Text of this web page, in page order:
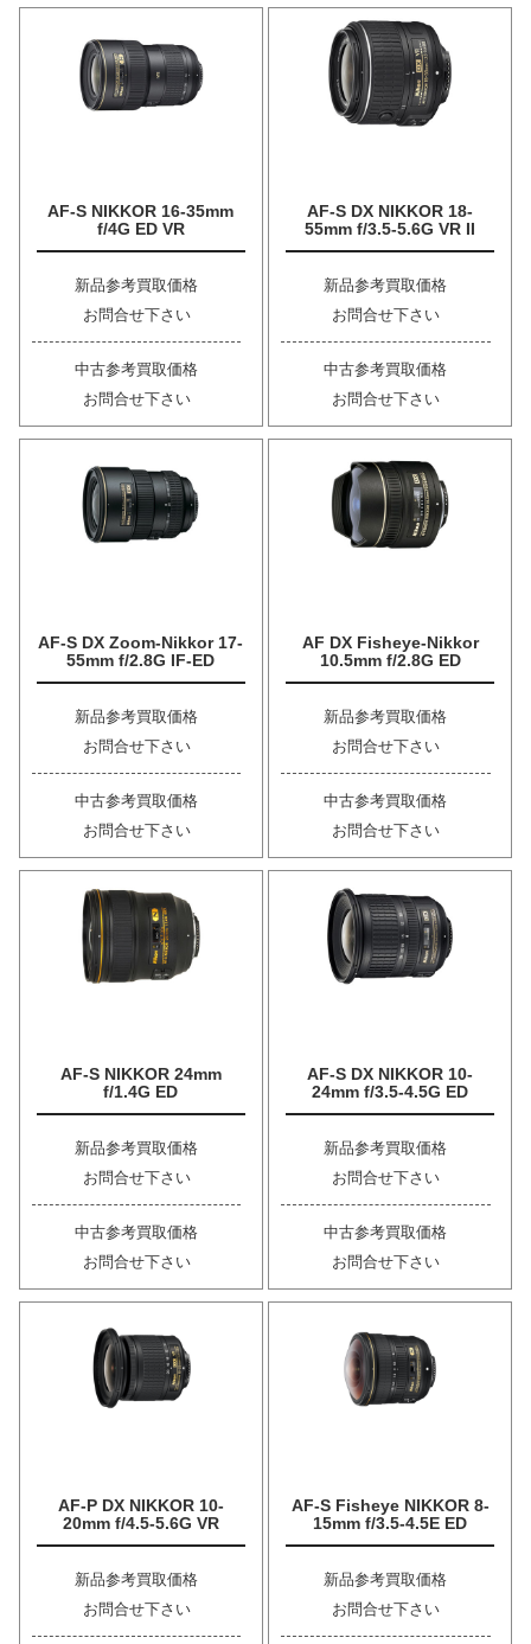
AF-S NIKKOR 16-35mm
f/4G ED VR
新品参考買取価格
お問合せ下さい
中古参考買取価格
お問合せ下さい
AF-S DX NIKKOR 18-
55mm f/3.5-5.6G VR II
新品参考買取価格
お問合せ下さい
中古参考買取価格
お問合せ下さい
AF-S DX Zoom-Nikkor 17-
55mm f/2.8G IF-ED
新品参考買取価格
お問合せ下さい
中古参考買取価格
お問合せ下さい
AF DX Fisheye-Nikkor
10.5mm f/2.8G ED
新品参考買取価格
お問合せ下さい
中古参考買取価格
お問合せ下さい
AF-S NIKKOR 24mm
f/1.4G ED
新品参考買取価格
お問合せ下さい
中古参考買取価格
お問合せ下さい
AF-S DX NIKKOR 10-
24mm f/3.5-4.5G ED
新品参考買取価格
お問合せ下さい
中古参考買取価格
お問合せ下さい
AF-P DX NIKKOR 10-
20mm f/4.5-5.6G VR
新品参考買取価格
お問合せ下さい
AF-S Fisheye NIKKOR 8-
15mm f/3.5-4.5E ED
新品参考買取価格
お問合せ下さい